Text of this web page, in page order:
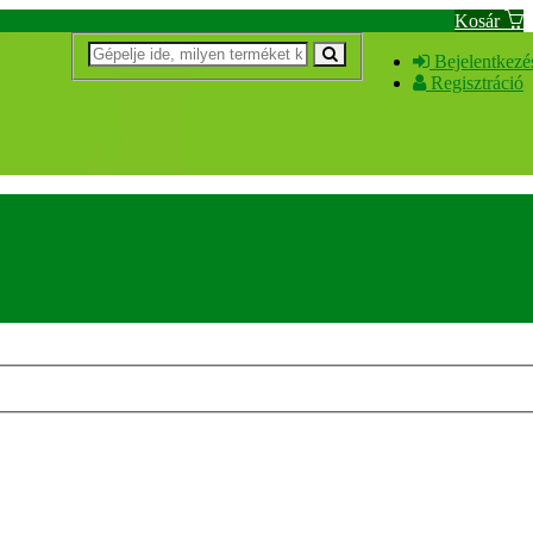
Kosár
Regisztráció